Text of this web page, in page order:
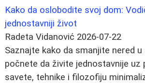
Kako da oslobodite svoj dom:
jednostavniji život
Radeta Vidanović 2026-07-22
Saznajte kako da smanjite nered
počnete da živite jednostavnije uz
savete, tehnike i filozofiju